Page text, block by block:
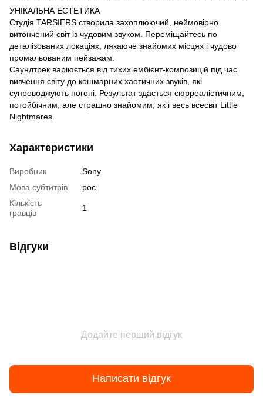
УНІКАЛЬНА ЕСТЕТИКА
Студія TARSIERS створила захоплюючий, неймовірно
витончений світ із чудовим звуком. Переміщайтесь по
деталізованих локаціях, лякаюче знайомих місцях і чудово
промальованим пейзажам.
Саундтрек варіюється від тихих ембієнт-композицій під час
вивчення світу до кошмарних хаотичних звуків, які
супроводжують погоні. Результат здається сюрреалістичним,
потойбічним, але страшно знайомим, як і весь всесвіт Little
Nightmares.
Характеристики
Виробник
Sony
Мова субтитрів
рос.
Кількість
гравців
1
Відгуки
Додайте перший відгук
Написати відгук